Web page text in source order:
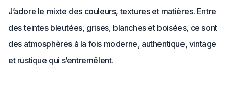
J’adore le mixte des couleurs, textures et matières. Entre
des teintes bleutées, grises, blanches et boisées, ce sont
des atmosphères à la fois moderne, authentique, vintage
et rustique qui s’entremêlent.